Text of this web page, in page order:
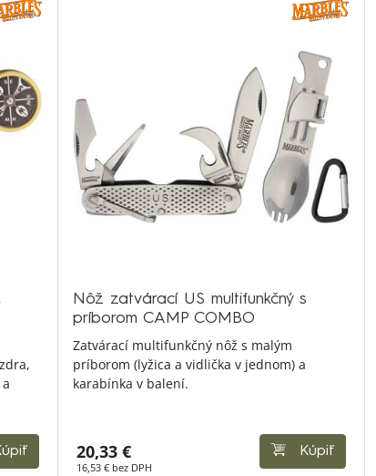
Nôž zatvárací US multifunkčný s
príborom CAMP COMBO
Zatvárací multifunkčný nôž s malým
príborom (lyžica a vidlička v jednom) a
karabínka v balení.
20,33 €
16,53 € bez DPH
Kúpiť